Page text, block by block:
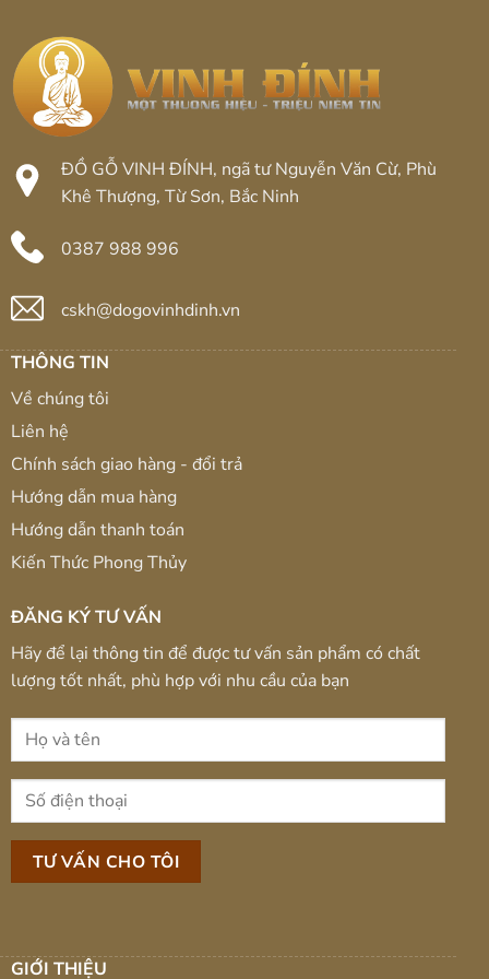
ĐỒ GỖ VINH ĐÍNH, ngã tư Nguyễn Văn Cừ, Phù
Khê Thượng, Từ Sơn, Bắc Ninh
0387 988 996
cskh@dogovinhdinh.vn
THÔNG TIN
Về chúng tôi
Liên hệ
Chính sách giao hàng - đổi trả
Hướng dẫn mua hàng
Hướng dẫn thanh toán
Kiến Thức Phong Thủy
ĐĂNG KÝ TƯ VẤN
Hãy để lại thông tin để được tư vấn sản phẩm có chất
lượng tốt nhất, phù hợp với nhu cầu của bạn
GIỚI THIỆU